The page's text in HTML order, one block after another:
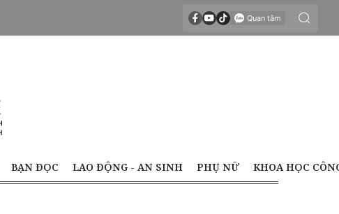
BẠN ĐỌC LAO ĐỘNG - AN SINH PHỤ NỮ KHOA HỌC